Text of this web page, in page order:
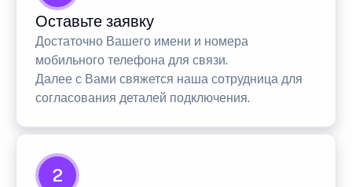
Оставьте заявку
Достаточно Вашего имени и номера
мобильного телефона для связи.
Далее с Вами свяжется наша сотрудница для
согласования деталей подключения.
2